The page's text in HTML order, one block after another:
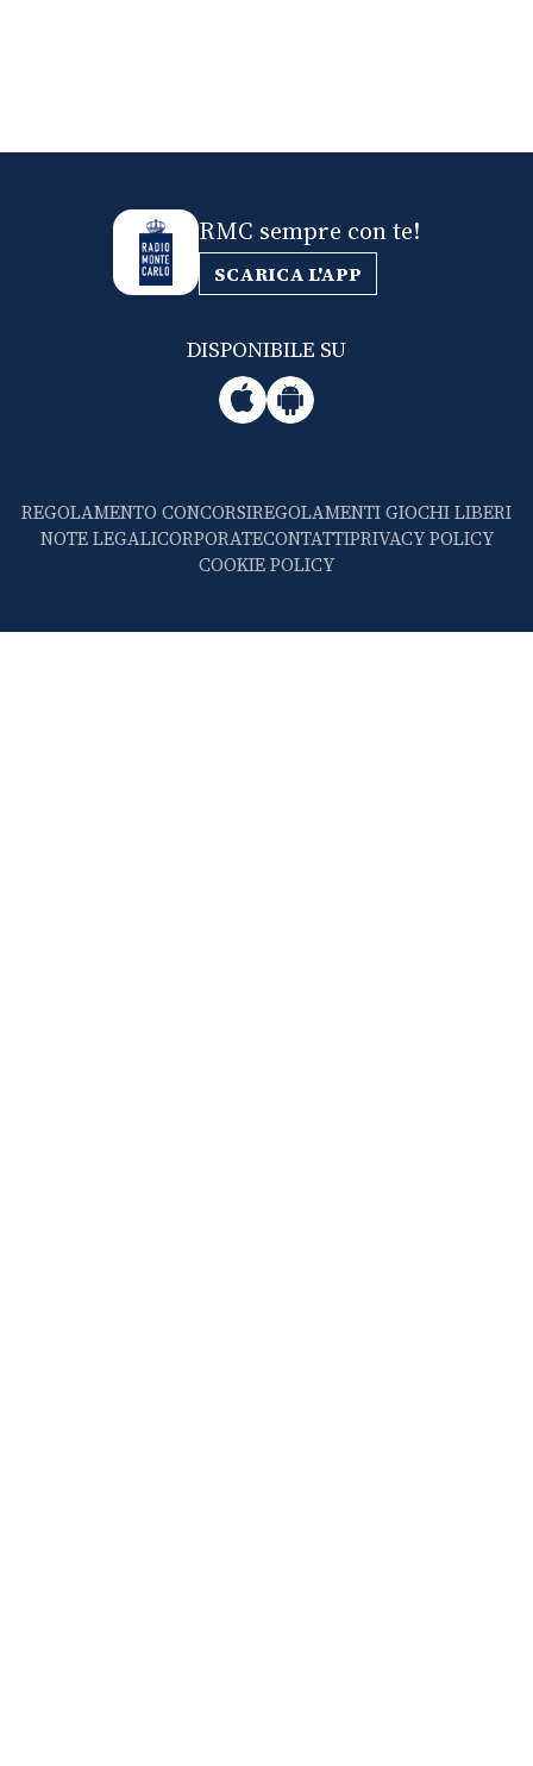
RMC sempre con te!
SCARICA L'APP
DISPONIBILE SU
REGOLAMENTO CONCORSIREGOLAMENTI GIOCHI LIBERI
NOTE LEGALICORPORATECONTATTIPRIVACY POLICY
COOKIE POLICY